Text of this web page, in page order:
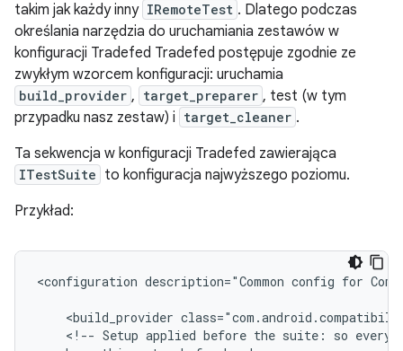
takim jak każdy inny IRemoteTest . Dlatego podczas
określania narzędzia do uruchamiania zestawów w
konfiguracji Tradefed Tradefed postępuje zgodnie ze
zwykłym wzorcem konfiguracji: uruchamia
build_provider , target_preparer , test (w tym
przypadku nasz zestaw) i target_cleaner .
Ta sekwencja w konfiguracji Tradefed zawierająca
ITestSuite to konfiguracja najwyższego poziomu.
Przykład:
<configuration description="Common config for
<build_provider
<!-- Setup applied before the suite: so